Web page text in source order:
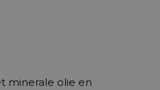
minerale olie en